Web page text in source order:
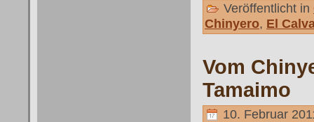
Veröffentlicht in
Chinyero, El
Vom
Tamaimo
10. Februar